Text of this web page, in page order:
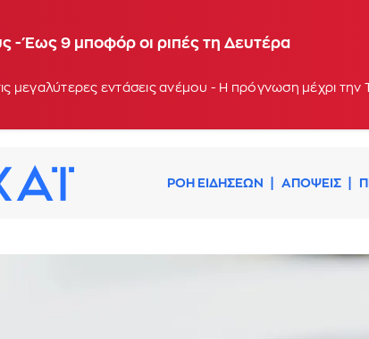
- Έως 9 μποφόρ οι ριπές τη Δευτέρα
μεγαλύτερες εντάσεις ανέμου - Η πρόγνωση μέχρι την
ΡΟΗ ΕΙΔΗΣΕΩΝ ΑΠΟΨΕΙΣ